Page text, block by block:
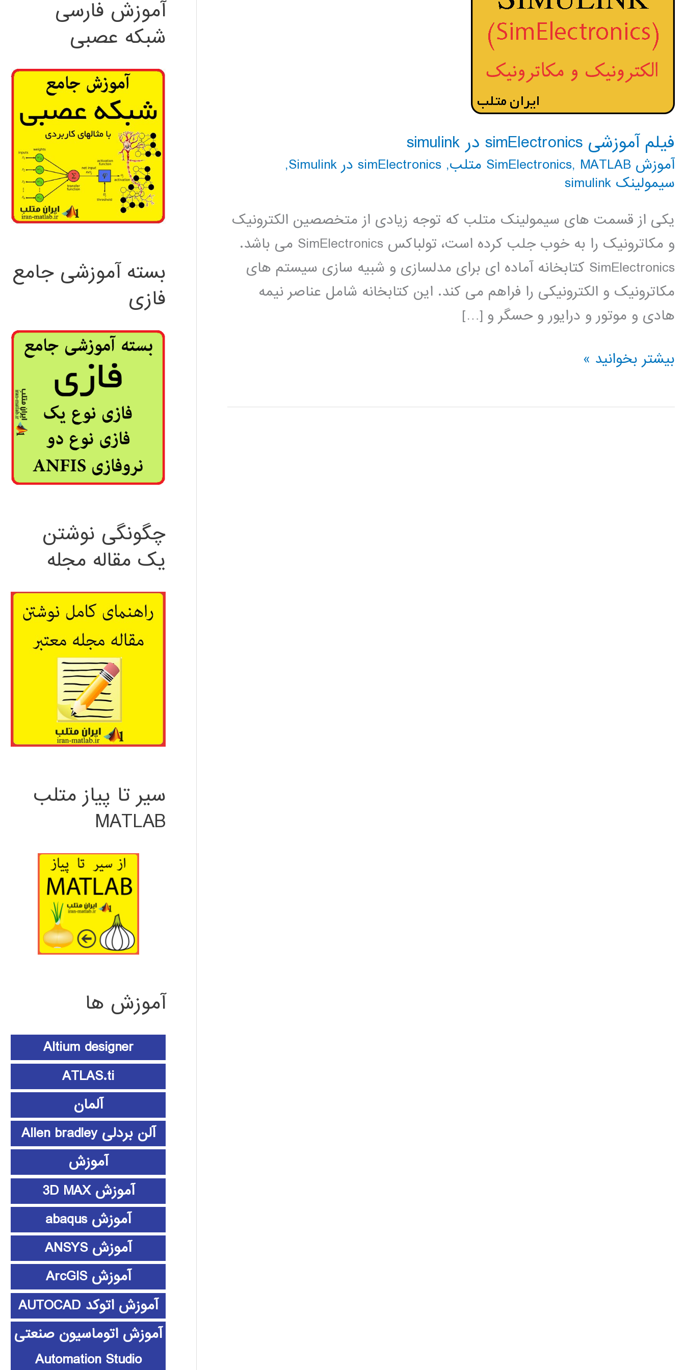
فیلم آموزشی simElectronics در simulink
آموزش SimElectronics , MATLAB متلب , simElectronics در Simulink
,
سیمولینک simulink
یکی از قسمت های سیمولینک متلب که توجه زیادی از متخصصین الکترونیک
و مکاترونیک را به خوب جلب کرده است، تولباکس SimElectronics می باشد.
SimElectronics کتابخانه آماده ای برای مدلسازی و شبیه سازی سیستم های
مکاترونیک و الکترونیکی را فراهم می کند. این کتابخانه شامل عناصر نیمه
هادی و موتور و درایور و حسگر و […]
فیلم
simElectronics
بیشتر بخوانید »
آموزش فارسی
شبکه عصبی
بسته آموزشی جامع
فازی
چگونگی نوشتن
یک مقاله مجله
سیر تا پیاز متلب
MATLAB
آموزش ها
Altium designer
ATLAS.ti
آلمان
آلن بردلی Allen bradley
آموزش
آموزش 3D MAX
آموزش abaqus
آموزش ANSYS
آموزش ArcGIS
آموزش اتوکد AUTOCAD
آموزش اتوماسیون صنعتی
Automation Studio